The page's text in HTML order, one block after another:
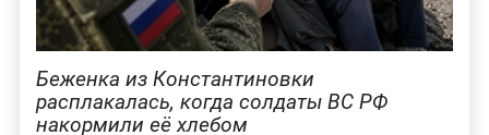
Беженка из Константиновки
расплакалась, когда солдаты ВС РФ
накормили её хлебом